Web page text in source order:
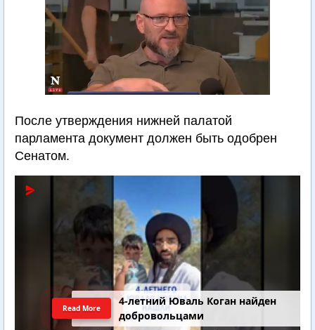
После утверждения нижней палатой
парламента документ должен быть одобрен
Сенатом.
4-летний Юваль Коган найден
добровольцами
Read More